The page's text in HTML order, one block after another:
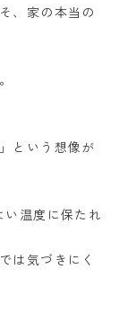
、家の本当の
という想像が
温度に保たれ
は気づきにく